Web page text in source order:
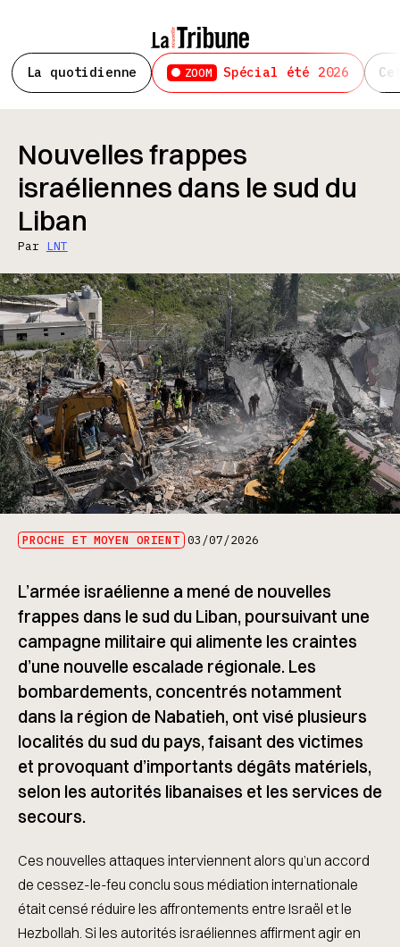
La quotidienne ZOOM Spécial été 2026
PROCHE ET MOYEN ORIENT 03/07/2026
Nouvelles frappes
israéliennes dans le sud du
Liban
Par LNT
L’armée israélienne a mené de nouvelles
frappes dans le sud du Liban, poursuivant une
campagne militaire qui alimente les craintes
d’une nouvelle escalade régionale. Les
bombardements, concentrés notamment
dans la région de Nabatieh, ont visé plusieurs
localités du sud du pays, faisant des victimes
et provoquant d’importants dégâts matériels,
selon les autorités libanaises et les services de
secours.
Ces nouvelles attaques interviennent alors qu’un accord
de cessez-le-feu conclu sous médiation internationale
était censé réduire les affrontements entre Israël et le
Hezbollah. Si les autorités israéliennes affirment agir en